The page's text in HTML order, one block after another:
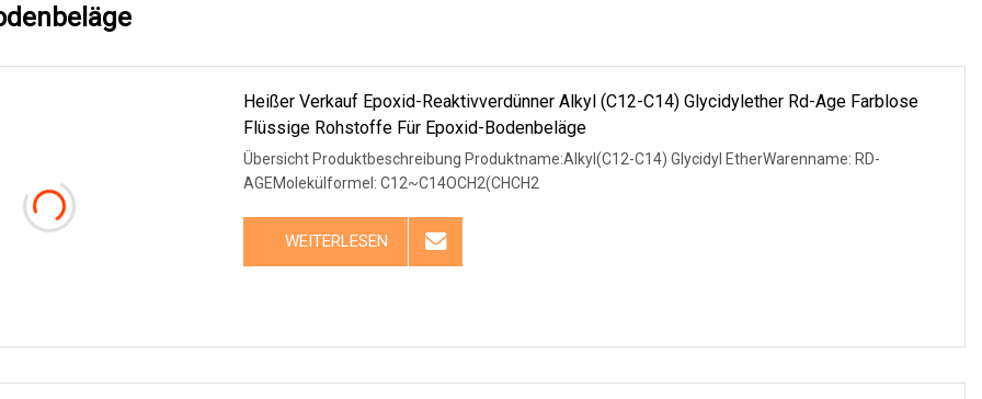
Heißer Verkauf Epoxid-Reaktivverdünner Alkyl (C12-C14) Glycidylether Rd-Age Farblose
Flüssige Rohstoffe Für Epoxid-Bodenbeläge
Übersicht Produktbeschreibung Produktname:Alkyl(C12-C14) Glycidyl EtherWarenname: RD-
AGEMolekülformel: C12~C14OCH2(CHCH2
WEITERLESEN